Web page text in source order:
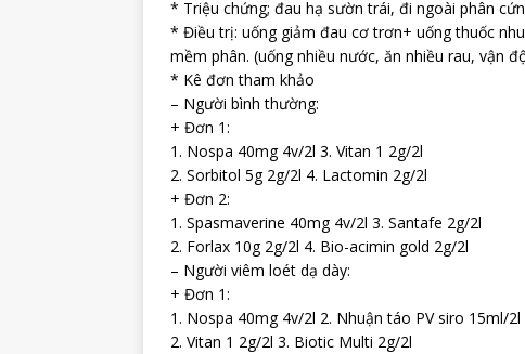
* Triệu chứng; đau hạ sườn trái, đi ngoài phân
* Điều trị: uống giảm đau cơ trơn+ uống thuốc
mềm phân. (uống nhiều nước, ăn nhiều rau, vận
* Kê đơn tham khảo
– Người bình thường:
+ Đơn 1:
1. Nospa 40mg 4v/2l 3. Vitan 1 2g/2l
2. Sorbitol 5g 2g/2l 4. Lactomin 2g/2l
+ Đơn 2:
1. Spasmaverine 40mg 4v/2l 3. Santafe 2g/2l
2. Forlax 10g 2g/2l 4. Bio-acimin gold 2g/2l
– Người viêm loét dạ dày:
+ Đơn 1:
1. Nospa 40mg 4v/2l 2. Nhuận táo PV siro 15ml/2l
2. Vitan 1 2g/2l 3. Biotic Multi 2g/2l